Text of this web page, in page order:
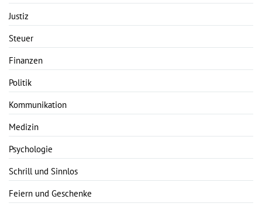
Justiz
Steuer
Finanzen
Politik
Kommunikation
Medizin
Psychologie
Schrill und Sinnlos
Feiern und Geschenke